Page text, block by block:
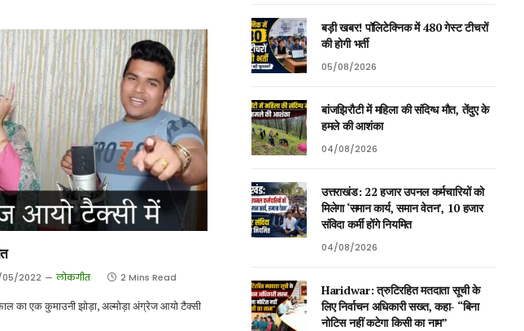
2022 लोकगीत 2 Mins Read
का एक कुमाउनी झोड़ा, अल्मोड़ा अंग्रेज आयो टैक्सी
बड़ी खबर! पॉलिटेक्निक में 480 गेस्ट टीचरों
की होगी भर्ती
05/08/2026
बांजझिरौटी में महिला की संदिग्ध मौत, तेंदुए के
हमले की आशंका
04/08/2026
उत्तराखंड: 22 हजार उपनल कर्मचारियों को
मिलेगा ‘समान कार्य, समान वेतन’, 10 हजार
संविदा कर्मी होंगे नियमित
04/08/2026
Haridwar: त्रुटिरहित मतदाता सूची के
लिए निर्वाचन अधिकारी सख्त, कहा- “बिना
नोटिस नहीं कटेगा किसी का नाम”